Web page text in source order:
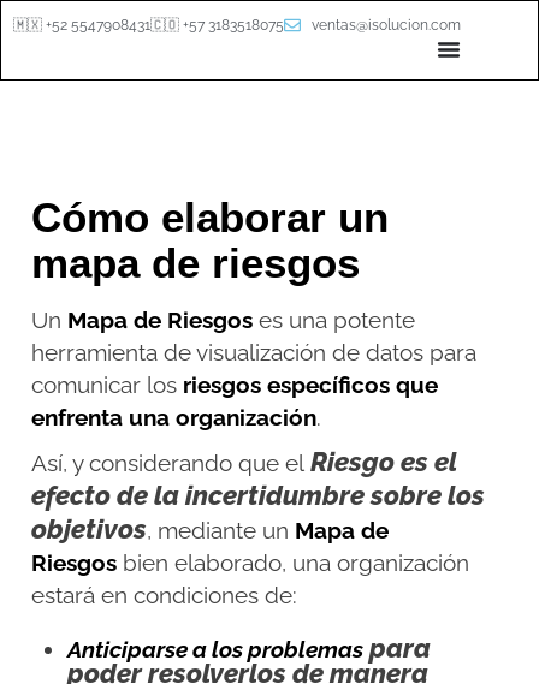
🇲🇽 +52 5547908431🇨🇴 +57 3183518075 ventas@isolucion.com
Cómo elaborar un
mapa de riesgos
Un Mapa de Riesgos es una potente
herramienta de visualización de datos para
comunicar los riesgos específicos que
enfrenta una organización.
Así, y considerando que elRiesgo es el
efecto de la incertidumbre sobre los
objetivos, mediante un Mapa de
Riesgos bien elaborado, una organización
estará en condiciones de:
Anticiparse a los problemas para
poder resolverlos de manera